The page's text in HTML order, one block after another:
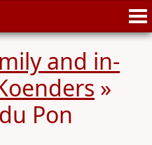
and in-
»
Pon